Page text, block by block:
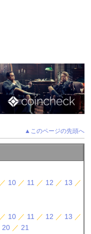
▲このページの先頭へ
／ 10 ／ 11 ／ 12 ／ 13 ／
／ 10 ／ 11 ／ 12 ／ 13 ／
20 ／ 21